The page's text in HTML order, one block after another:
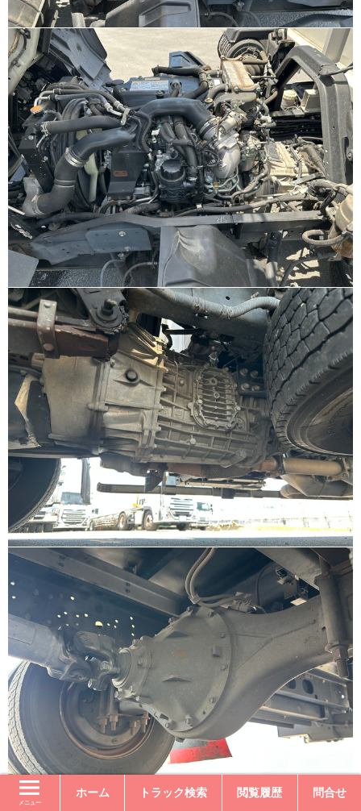
メニュー
ホーム トラック検索 閲覧履歴 問合せ